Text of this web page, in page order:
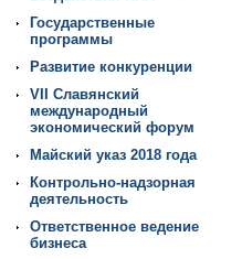
Государственные
программы
Развитие конкуренции
VII Славянский
международный
экономический форум
Майский указ 2018 года
Контрольно-надзорная
деятельность
Ответственное ведение
бизнеса